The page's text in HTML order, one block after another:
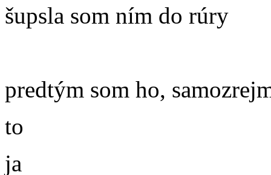
šupsla som ním do rúry
predtým som ho,
to
ja